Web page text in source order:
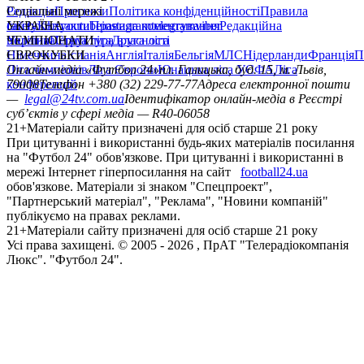
РедакціяПрогнозиПолітика конфіденційностіПравила
сайтуКонтактиПравила коментуванняРедакційна
політикаСтруктура власності
Соціальні мережі
facebookxyoutubeinstagramtelegramviber
УКРАЇНА
УкраїнаПерша лігаДруга ліга
ЧЕМПІОНАТИ
НімеччинаІспаніяАнгліяІталіяБельгіяМЛСНідерландиФранція
ЄВРОКУБКИ
Ліга чемпіонівЛіга ЄвропиЮнацька ліга УЄФАЛіга
конференцій
Онлайн-медіа «Футбол 24»пл. Галицька, буд. 15, м. Львів,
79008Телефон +380 (32) 229-77-77Адреса електронної пошти
— legal@24tv.com.uaІдентифікатор онлайн-медіа в Реєстрі
суб’єктів у сфері медіа — R40-06058
21+Матеріали сайту призначені для осіб старше 21 року
При цитуванні і використанні будь-яких матеріалів посилання
на "Футбол 24" обов'язкове. При цитуванні і використанні в
мережі Інтернет гіперпосилання на сайт
football24.ua
обов'язкове. Матеріали зі знаком "Спецпроект",
"Партнерський матеріал", "Реклама", "Новини компаній"
публікуємо на правах реклами.
21+Матеріали сайту призначені для осіб старше 21 року
Усi права захищенi. © 2005 - 2026 , ПрАТ "Телерадіокомпанія
Люкс". "Футбол 24".